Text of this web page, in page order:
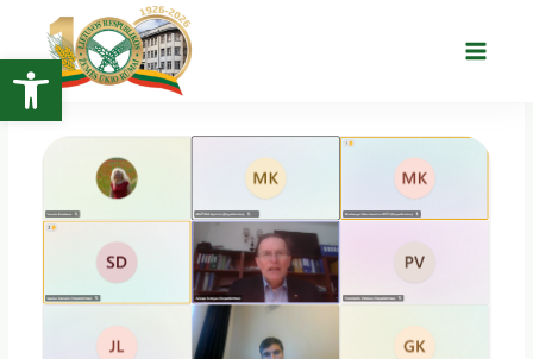
Open toolbar
turinio
Main